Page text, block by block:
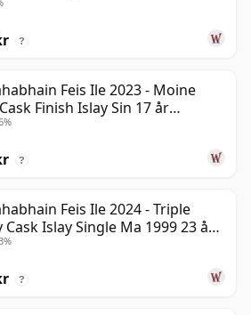
?
Feis Ile 2023 - Moine
Finish Islay Sin 17 år
?
Feis Ile 2024 - Triple
Cask Islay Single Ma 1999 23 år
?